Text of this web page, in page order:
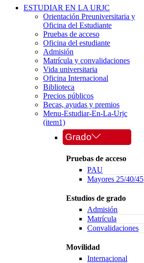
ESTUDIAR EN LA URJC
Orientación Preuniversitaria y
Oficina del Estudiante
Pruebas de acceso
Oficina del estudiante
Admisión
Matrícula y convalidaciones
Vida universitaria
Oficina Internacional
Biblioteca
Precios públicos
Becas, ayudas y premios
Menu-Estudiar-En-La-Urjc
(item1)
Grado
Pruebas de acceso
PAU
Mayores 25/40/45
Estudios de grado
Admisión
Matrícula
Convalidaciones
Movilidad
Internacional